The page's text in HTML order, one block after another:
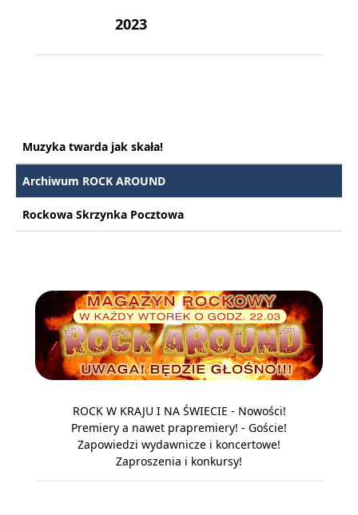
2023
Muzyka twarda jak skała!
Archiwum ROCK AROUND
Rockowa Skrzynka Pocztowa
ROCK W KRAJU I NA ŚWIECIE - Nowości!
Premiery a nawet prapremiery! - Goście!
Zapowiedzi wydawnicze i koncertowe!
Zaproszenia i konkursy!